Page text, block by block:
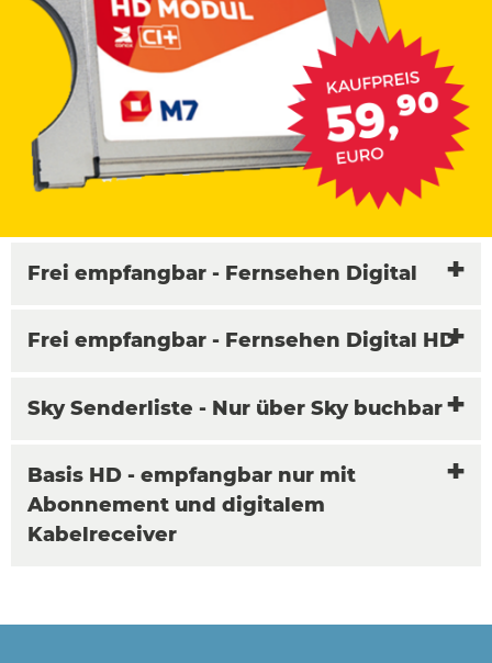
Frei empfangbar - Fernsehen Digital
Frei empfangbar - Fernsehen Digital HD
Sky Senderliste - Nur über Sky buchbar
Basis HD - empfangbar nur mit
Abonnement und digitalem
Kabelreceiver